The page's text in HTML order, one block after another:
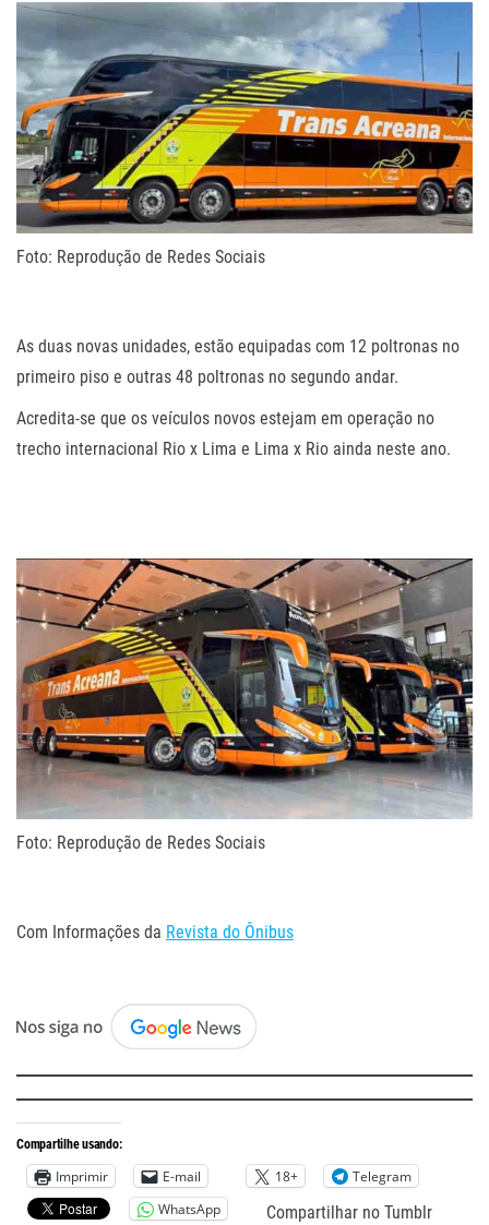
Foto: Reprodução de Redes Sociais
As duas novas unidades, estão equipadas com 12 poltronas no
primeiro piso e outras 48 poltronas no segundo andar.
Acredita-se que os veículos novos estejam em operação no
trecho internacional Rio x Lima e Lima x Rio ainda neste ano.
Foto: Reprodução de Redes Sociais
Com Informações da Revista do Ônibus
Compartilhe usando:
Imprimir E-mail 18+
Telegram
WhatsApp
Compartilhar no Tumblr